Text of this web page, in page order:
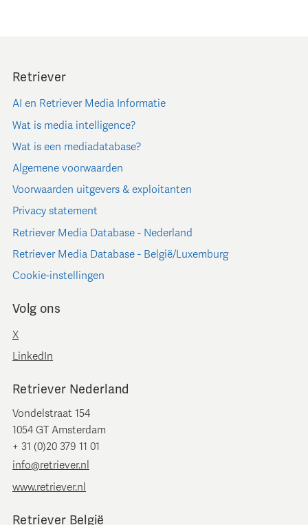
Retriever
AI en Retriever Media Informatie
Wat is media intelligence?
Wat is een mediadatabase?
Algemene voorwaarden
Voorwaarden uitgevers & exploitanten
Privacy statement
Retriever Media Database - Nederland
Retriever Media Database - België/Luxemburg
Cookie-instellingen
Volg ons
X
LinkedIn
Retriever Nederland
Vondelstraat 154
1054 GT Amsterdam
+ 31 (0)20 379 11 01
info@retriever.nl
www.retriever.nl
Retriever België